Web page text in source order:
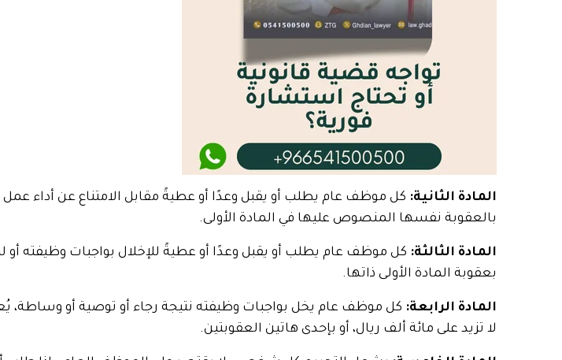
المادة الثانية: كل موظف عام يطلب أو يقبل وعدًا أو عطيةً مقابل الامتناع عن أداء
بالعقوبة نفسها المنصوص عليها في المادة الأولى.
المادة الثالثة: كل موظف عام يطلب أو يقبل وعدًا أو عطيةً للإخلال بواجبات وظيفته
بعقوبة المادة الأولى ذاتها.
المادة الرابعة: كل موظف عام يخل بواجبات وظيفته نتيجة رجاء أو توصية أو وساطة،
لا تزيد على مائة ألف ريال، أو بإحدى هاتين العقوبتين.